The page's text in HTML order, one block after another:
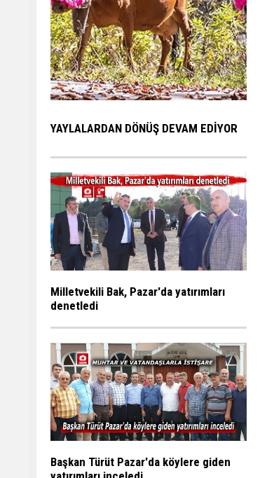
YAYLALARDAN DÖNÜŞ DEVAM EDİYOR
Milletvekili Bak, Pazar'da yatırımları
denetledi
Başkan Türüt Pazar'da köylere giden